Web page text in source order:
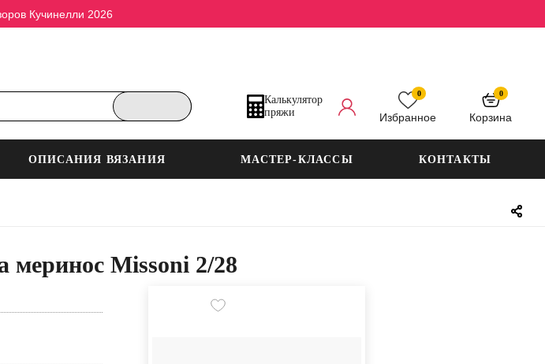
Кучинелли 2026
Калькулятор
пряжи
Избранное
0
Корзина
0
ОПИСАНИЯ ВЯЗАНИЯ МАСТЕР-КЛАССЫ КОНТАКТЫ
меринос Missoni 2/28